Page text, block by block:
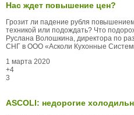
Нас ждет повышение цен?
Грозит ли падение рубля
техникой или подождать? Что
Руслана Волошкина, директора по
СНГ в ООО «Асколи Кухонные
1 марта 2020
+4
3
АSCOLI: недорогие